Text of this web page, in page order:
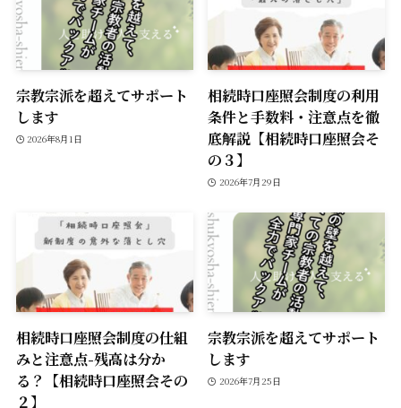
宗教宗派を超えてサポート
します
2026年8月1日
相続時口座照会制度の利用
条件と手数料・注意点を徹
底解説【相続時口座照会そ
の３】
2026年7月29日
相続時口座照会制度の仕組
みと注意点-残高は分か
る？【相続時口座照会その
２】
宗教宗派を超えてサポート
します
2026年7月25日